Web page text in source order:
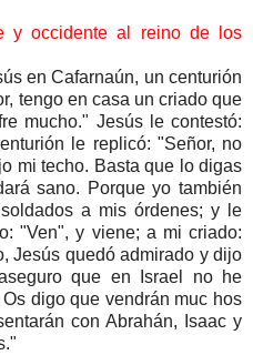
y occidente al reino de los
en Cafarnaún, un centurión
tengo en casa un criado que
mucho." Jesús le contestó:
le replicó: "Señor, no
mi techo. Basta que lo digas
sano. Porque yo también
a mis órdenes; y le
"Ven", y viene; a mi criado:
Jesús quedó admirado y dijo
que en Israel no he
digo que vendrán muc hos
con Abrahán, Isaac y